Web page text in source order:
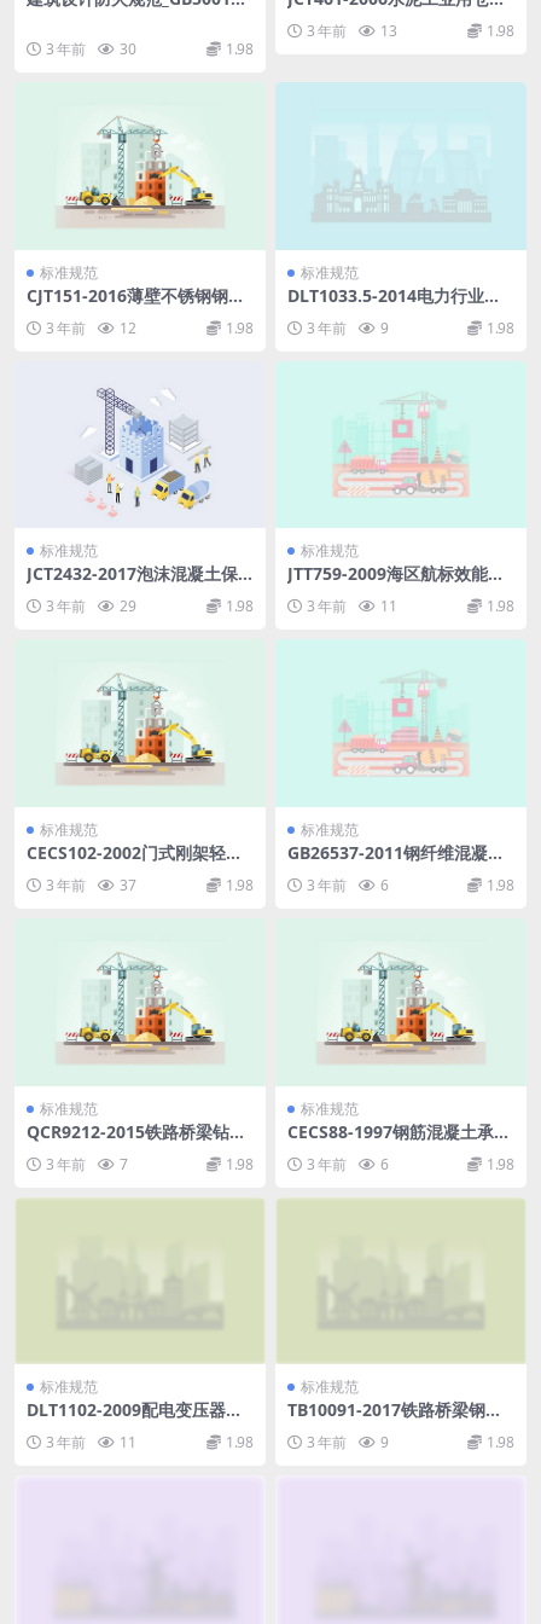
3 年前 30 1.98
3 年前 13 1.98
标准规范
CJT151-2016薄壁不锈钢钢管.
3 年前 12 1.98
标准规范
DLT1033.5-2014电力行业词
3 年前 9 1.98
标准规范
JCT2432-2017泡沫混凝土保
3 年前 29 1.98
标准规范
JTT759-2009海区航标效能验
3 年前 11 1.98
标准规范
CECS102-2002门式刚架轻型
3 年前 37 1.98
标准规范
GB26537-2011钢纤维混凝土
3 年前 6 1.98
标准规范
QCR9212-2015铁路桥梁钻孔
3 年前 7 1.98
标准规范
CECS88-1997钢筋混凝土承台
3 年前 6 1.98
标准规范
DLT1102-2009配电变压器运
3 年前 11 1.98
标准规范
TB10091-2017铁路桥梁钢结
3 年前 9 1.98